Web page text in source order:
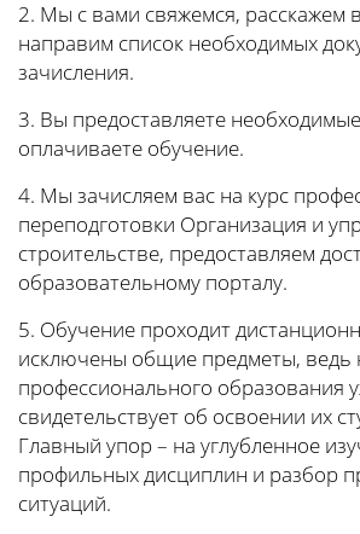
2. Мы с вами свяжемся, расскажем
направим список необходимых
зачисления.
3. Вы предоставляете
оплачиваете обучение.
4. Мы зачисляем вас на курс
переподготовки Организация и
строительстве, предоставляем
образовательному порталу.
5. Обучение проходит
исключены общие предметы, ведь
профессионального образования
свидетельствует об освоении их
Главный упор – на углубленное
профильных дисциплин и разбор
ситуаций.